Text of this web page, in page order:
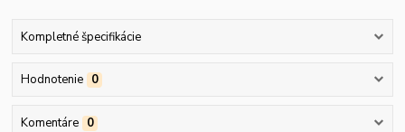
Kompletné špecifikácie
Hodnotenie 0
Komentáre 0